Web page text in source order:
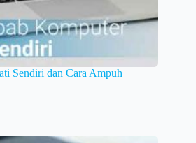
Sendiri dan Cara Ampuh